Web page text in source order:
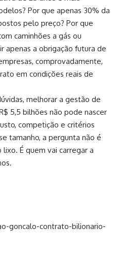
Por que apenas 30% da
pelo preço? Por que
caminhões a gás ou
apenas a obrigação futura de
comprovadamente,
em condições reais de
melhorar a gestão de
5,5 bilhões não pode nascer
competição e critérios
tamanho, a pergunta não é
É quem vai carregar a
goncalo-contrato-bilionario-